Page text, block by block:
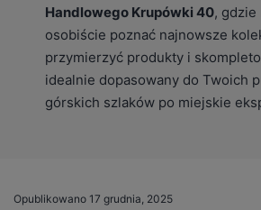
Handlowego Krupówki 40, gdzie
osobiście poznać najnowsze
przymierzyć produkty i
idealnie dopasowany do Twoich
górskich szlaków po miejskie
Opublikowano 17 grudnia, 2025